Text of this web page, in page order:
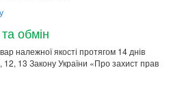
обмін
належної якості протягом 14 днів
12, 13 Закону України «Про захист прав